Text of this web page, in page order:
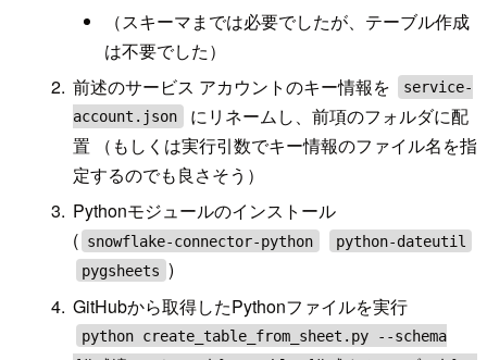
（スキーマまでは必要でしたが、テーブル作成
は不要でした）
前述のサービス アカウントのキー情報を
service-
account.json
にリネームし、前項のフォルダに配
置 （もしくは実行引数でキー情報のファイル名を指
定するのでも良さそう）
Pythonモジュールのインストール
( snowflake-connector-python
python-dateutil
pygsheets )
GitHubから取得したPythonファイルを実行
python create_table_from_sheet.py --schema